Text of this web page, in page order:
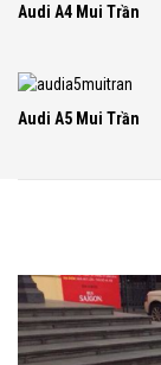
Audi A4 Mui Trần
Audi A5 Mui Trần